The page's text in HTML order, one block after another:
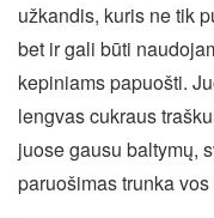
užkandis, kuris ne tik
bet ir gali būti
kepiniams papuošti.
lengvas cukraus
juose gausu baltymų,
paruošimas trunka